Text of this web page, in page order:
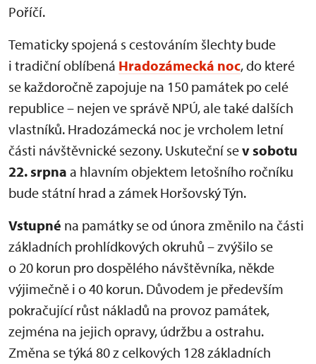
Poříčí.
Tematicky spojená s cestováním šlechty bude
i tradiční oblíbená Hradozámecká noc, do které
se každoročně zapojuje na 150 památek po celé
republice – nejen ve správě NPÚ, ale také dalších
vlastníků. Hradozámecká noc je vrcholem letní
části návštěvnické sezony. Uskuteční sev sobotu
22. srpna a hlavním objektem letošního ročníku
bude státní hrad a zámek Horšovský Týn.
Vstupné na památky se od února změnilo na části
základních prohlídkových okruhů – zvýšilo se
o 20 korun pro dospělého návštěvníka, někde
výjimečně i o 40 korun. Důvodem je především
pokračující růst nákladů na provoz památek,
zejména na jejich opravy, údržbu a ostrahu.
Změna se týká 80 z celkových 128 základních